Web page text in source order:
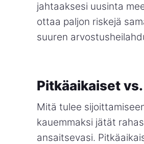
jahtaaksesi uusinta
ottaa paljon riskejä
suuren
Pitkäaikaiset
Mitä tulee
kauemmaksi jätät
ansaitsevasi.